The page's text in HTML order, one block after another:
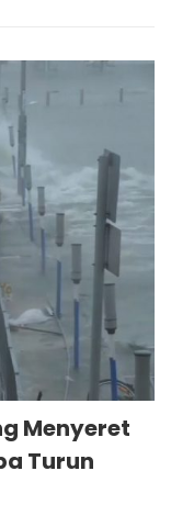
Menyeret
Turun